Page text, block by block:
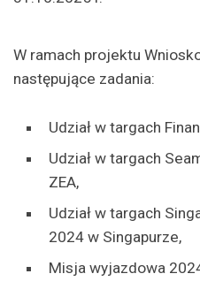
W ramach projektu
następujące zadania:
Udział w targach
Udział w targach
ZEA,
Udział w targach
2024 w Singapurze,
Misja wyjazdowa